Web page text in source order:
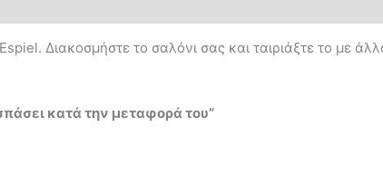
Διακοσμήστε το σαλόνι σας και ταιριάξτε το με
κατά την μεταφορά του”